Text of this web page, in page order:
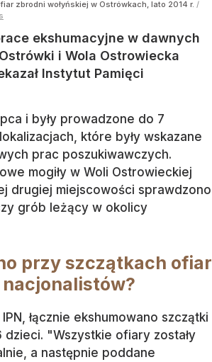
zbrodni wołyńskiej w Ostrówkach, lato 2014 r. /
ekshumacyjne w dawnych
i Wola Ostrowiecka
Instytut Pamięci
i były prowadzone do 7
które były wskazane
prac poszukiwawczych.
mogiły w Woli Ostrowieckiej
drugiej miejscowości sprawdzono
grób leżący w okolicy
przy szczątkach ofiar
łącznie ekshumowano szczątki
dzieci. "Wszystkie ofiary zostały
a następnie poddane